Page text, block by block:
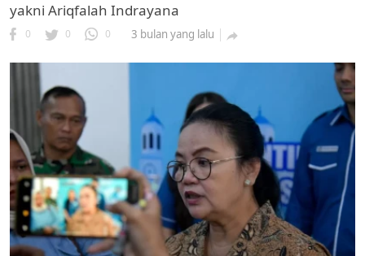
yakni Ariqfalah Indrayana
0 0 0 3 bulan yang lalu 